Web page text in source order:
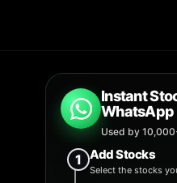
Instant
WhatsApp
Used by
1 Add Stocks
Select the stocks